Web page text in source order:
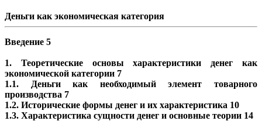
Деньги как экономическая категория
Введение 5
1. Теоретические основы характеристики денег как
экономической категории 7
1.1. Деньги как необходимый элемент товарного
производства 7
1.2. Исторические формы денег и их характеристика 10
1.3. Характеристика сущности денег и основные теории 14